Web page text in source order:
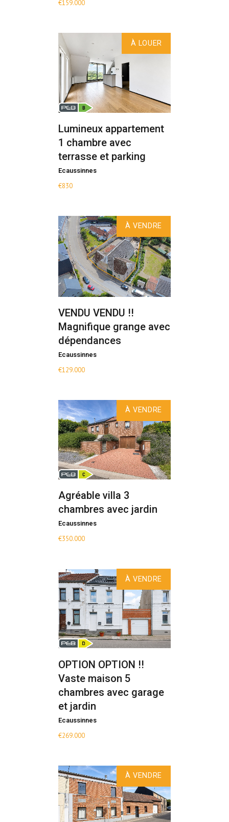
€159.000
À LOUER
Lumineux appartement
1 chambre avec
terrasse et parking
Ecaussinnes
€830
À VENDRE
VENDU VENDU !!
Magnifique grange avec
dépendances
Ecaussinnes
€129.000
À VENDRE
Agréable villa 3
chambres avec jardin
Ecaussinnes
€350.000
À VENDRE
OPTION OPTION !!
Vaste maison 5
chambres avec garage
et jardin
Ecaussinnes
€269.000
À VENDRE